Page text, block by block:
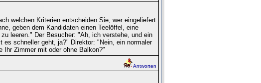
welchen Kriterien entscheiden Sie, wer eingeliefert
geben dem Kandidaten einen Teelöffel, eine
leeren." Der Besucher: "Ah, ich verstehe, und ein
es schneller geht, ja?" Direktor: "Nein, ein normaler
Ihr Zimmer mit oder ohne Balkon?"
Antworten